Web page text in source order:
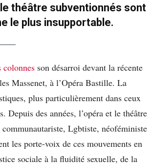
théâtre subventionnés sont
le plus insupportable.
colonnes son désarroi devant la récente
Massenet, à l’Opéra Bastille. La
plus particulièrement dans ceux
Depuis des années, l’opéra et le théâtre
Lgbtiste, néoféministe
les porte-voix de ces mouvements en
sociale à la fluidité sexuelle, de la